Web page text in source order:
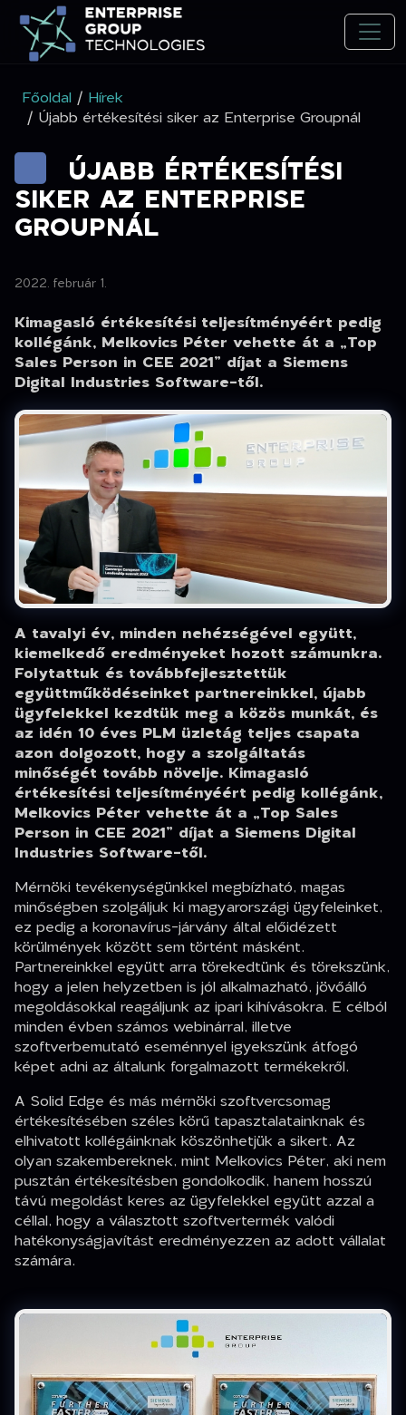
Főoldal / Hírek
/ Újabb értékesítési siker az Enterprise Groupnál
ÚJABB ÉRTÉKESÍTÉSI
SIKER AZ ENTERPRISE
GROUPNÁL
2022. február 1.
Kimagasló értékesítési teljesítményéért pedig
kollégánk, Melkovics Péter vehette át a „Top
Sales Person in CEE 2021” díjat a Siemens
Digital Industries Software-től.
A tavalyi év, minden nehézségével együtt,
kiemelkedő eredményeket hozott számunkra.
Folytattuk és továbbfejlesztettük
együttműködéseinket partnereinkkel, újabb
ügyfelekkel kezdtük meg a közös munkát, és
az idén 10 éves PLM üzletág teljes csapata
azon dolgozott, hogy a szolgáltatás
minőségét tovább növelje. Kimagasló
értékesítési teljesítményéért pedig kollégánk,
Melkovics Péter vehette át a „Top Sales
Person in CEE 2021” díjat a Siemens Digital
Industries Software-től.
Mérnöki tevékenységünkkel megbízható, magas
minőségben szolgáljuk ki magyarországi ügyfeleinket,
ez pedig a koronavírus-járvány által előidézett
körülmények között sem történt másként.
Partnereinkkel együtt arra törekedtünk és törekszünk,
hogy a jelen helyzetben is jól alkalmazható, jövőálló
megoldásokkal reagáljunk az ipari kihívásokra. E célból
minden évben számos webinárral, illetve
szoftverbemutató eseménnyel igyekszünk átfogó
képet adni az általunk forgalmazott termékekről.
A Solid Edge és más mérnöki szoftvercsomag
értékesítésében széles körű tapasztalatainknak és
elhivatott kollégáinknak köszönhetjük a sikert. Az
olyan szakembereknek, mint Melkovics Péter, aki nem
pusztán értékesítésben gondolkodik, hanem hosszú
távú megoldást keres az ügyfelekkel együtt azzal a
céllal, hogy a választott szoftvertermék valódi
hatékonyságjavítást eredményezzen az adott vállalat
számára.